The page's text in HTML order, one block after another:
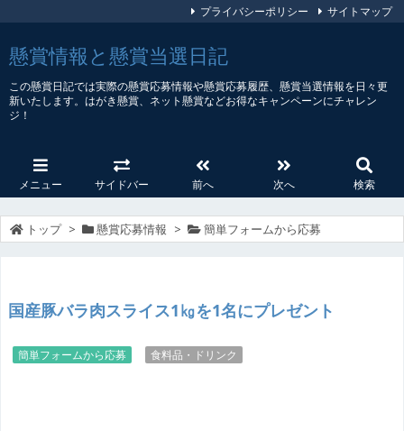
懸賞情報と懸賞当選日記
この懸賞日記では実際の懸賞応募情報や懸賞応募履歴、懸賞当選情報を日々更
新いたします。はがき懸賞、ネット懸賞などお得なキャンペーンにチャレン
ジ！
メニュー サイドバー 前へ 次へ 検索
プライバシーポリシー サイトマップ
トップ > 懸賞応募情報 > 簡単フォームから応募
国産豚バラ肉スライス1㎏を1名にプレゼント
簡単フォームから応募 食料品・ドリンク